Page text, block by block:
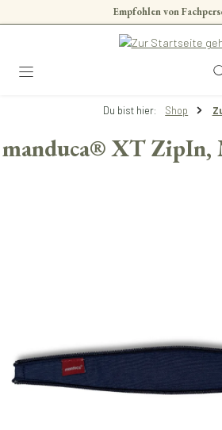
Zum Hauptinhalt springenEmpfohlen von
Du bist hier: Shop
manduca® XT ZipIn,